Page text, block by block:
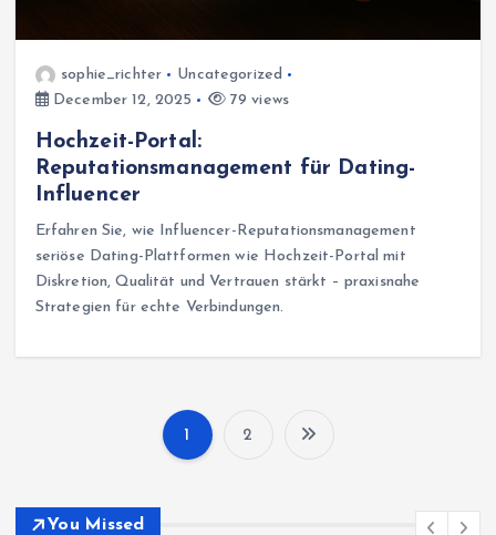
sophie_richter
Uncategorized
December 12, 2025
79 views
Hochzeit-Portal:
Reputationsmanagement für Dating-
Influencer
Erfahren Sie, wie Influencer-Reputationsmanagement
seriöse Dating-Plattformen wie Hochzeit-Portal mit
Diskretion, Qualität und Vertrauen stärkt – praxisnahe
Strategien für echte Verbindungen.
1 2
You Missed